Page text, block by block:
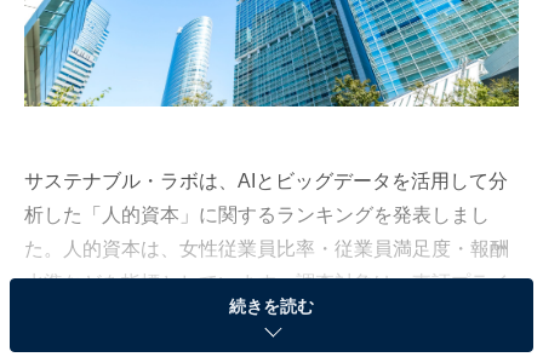
サステナブル・ラボは、AIとビッグデータを活用して分
析した「人的資本」に関するランキングを発表しまし
た。人的資本は、女性従業員比率・従業員満足度・報酬
水準などを指標としています。調査対象は、東証プライ
ムの上場企業1839社です。続きを読む